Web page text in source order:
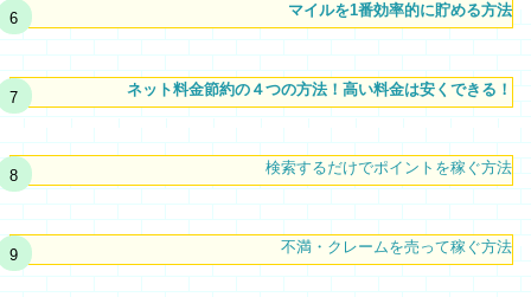
マイルを1番効率的に貯める方法
ネット料金節約の４つの方法！高い料金は安くできる！
検索するだけでポイントを稼ぐ方法
不満・クレームを売って稼ぐ方法